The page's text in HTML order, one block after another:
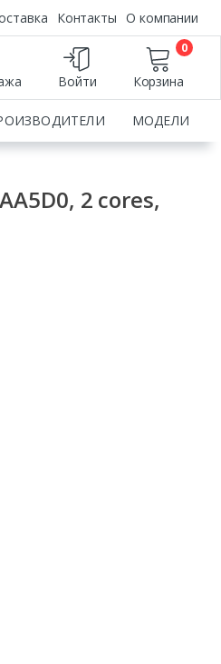
Контакты О компании
Войти Корзина
0
МОДЕЛИ
2 cores,